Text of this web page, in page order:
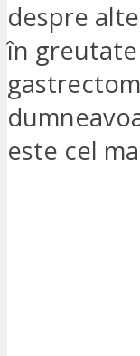
despre
în
este cel